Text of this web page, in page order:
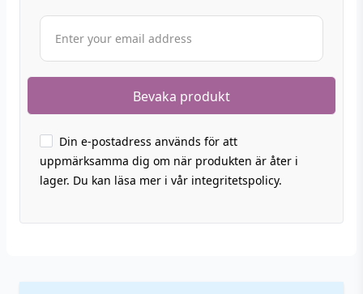
Din e-postadress används för att
uppmärksamma dig om när produkten är åter i
lager. Du kan läsa mer i vår integritetspolicy.